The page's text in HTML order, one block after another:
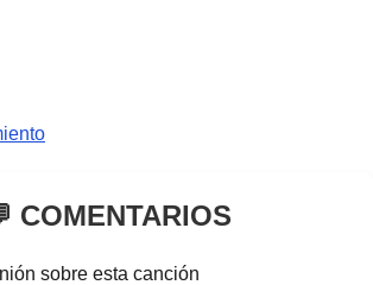
COMENTARIOS
sobre esta canción